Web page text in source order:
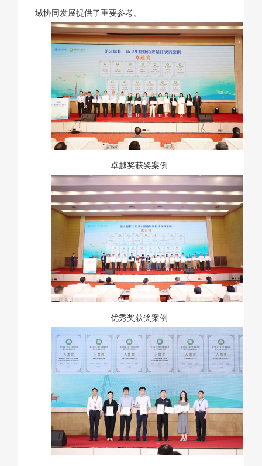
域协同发展提供了重要参考。
卓越奖获奖案例
优秀奖获奖案例